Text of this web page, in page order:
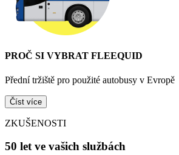
PROČ SI VYBRAT FLEEQUID
Přední tržiště pro použité autobusy v Evropě
Číst více
ZKUŠENOSTI
50 let ve vašich službách